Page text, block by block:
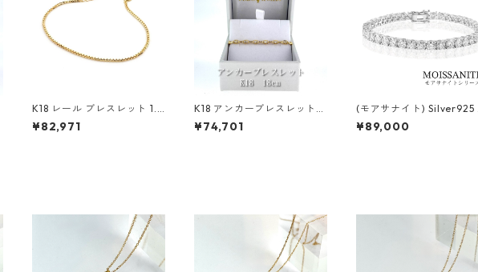
K18 レール ブレスレット 1.4
mm
¥82,971
K18 アンカーブレスレット
3.4mm
¥74,701
(モアサナイト) Silver925 5
mm 20cm ブレスレット
¥89,000